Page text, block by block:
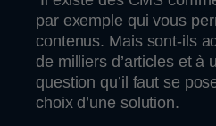
par exemple qui vous
contenus. Mais sont-ils
de milliers d’articles et à
question qu’il faut se
choix d’une solution.